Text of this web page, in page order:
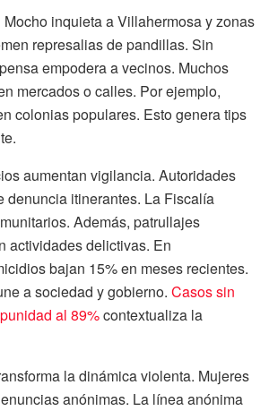
inquieta a Villahermosa y zonas
represalias de pandillas. Sin
empodera a vecinos. Muchos
mercados o calles. Por ejemplo,
colonias populares. Esto genera tips
aumentan vigilancia. Autoridades
denuncia itinerantes. La Fiscalía
Además, patrullajes
actividades delictivas. En
bajan 15% en meses recientes.
a sociedad y gobierno. Casos sin
al 89%contextualiza la
la dinámica violenta. Mujeres
anónimas. La línea anónima